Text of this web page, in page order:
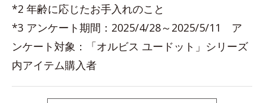
*2 年齢に応じたお手入れのこと
*3 アンケート期間：2025/4/28～2025/5/11 ア
ンケート対象：「オルビス ユードット」シリーズ
内アイテム購入者